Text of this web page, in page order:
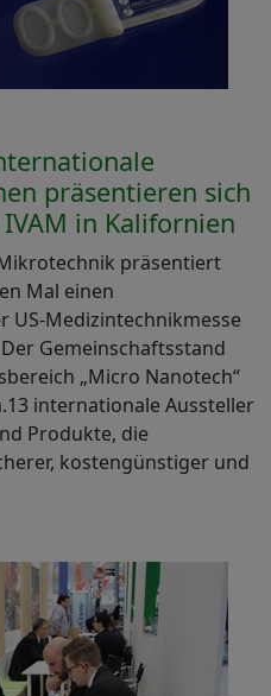
präsentieren sich
in Kalifornien
präsentiert
Mal einen
US-Medizintechnikmesse
Gemeinschaftsstand
„Micro Nanotech“
internationale Aussteller
Produkte, die
kostengünstiger und